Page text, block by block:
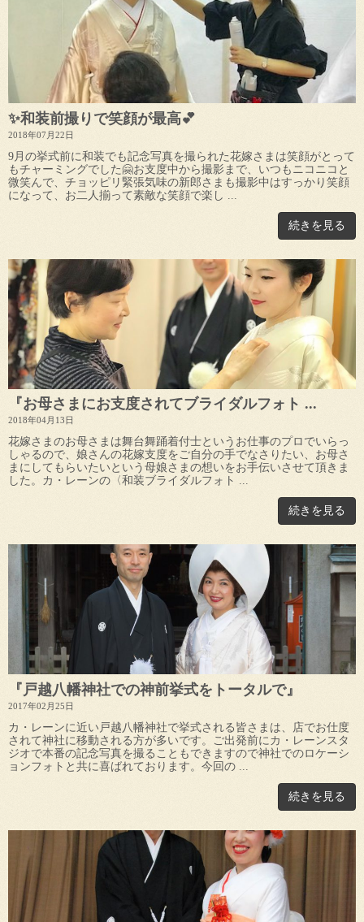
✨和装前撮りで笑顔が最高💕
2018年07月22日
9月の挙式前に和装でも記念写真を撮られた花嫁さまは笑顔がとって
もチャーミングでした🤗お支度中から撮影まで、いつもニコニコと
微笑んで、チョッピリ緊張気味の新郎さまも撮影中はすっかり笑顔
になって、お二人揃って素敵な笑顔で楽し ...
続きを見る
『お母さまにお支度されてブライダルフォト ...
2018年04月13日
花嫁さまのお母さまは舞台舞踊着付士というお仕事のプロでいらっ
しゃるので、娘さんの花嫁支度をご自分の手でなさりたい、お母さ
まにしてもらいたいという母娘さまの想いをお手伝いさせて頂きま
した。カ・レーンの〈和装ブライダルフォト ...
続きを見る
『戸越八幡神社での神前挙式をトータルで』
2017年02月25日
カ・レーンに近い戸越八幡神社で挙式される皆さまは、店でお仕度
されて神社に移動される方が多いです。ご出発前にカ・レーンスタ
ジオで本番の記念写真を撮ることもできますので神社でのロケーシ
ョンフォトと共に喜ばれております。今回の ...
続きを見る